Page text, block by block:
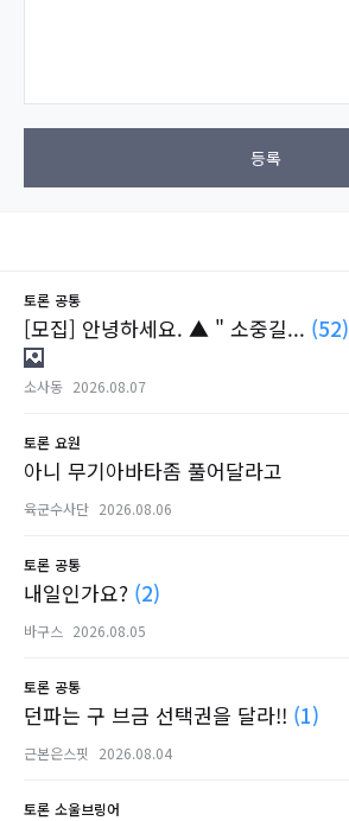
등록
토론 공통
[모집] 안녕하세요. ▲ " 소중길... (52)
소사동 2026.08.07
토론 요원
아니 무기아바타좀 풀어달라고
육군수사단 2026.08.06
토론 공통
내일인가요? (2)
바구스 2026.08.05
토론 공통
던파는 구 브금 선택권을 달라!! (1)
근본은스핏 2026.08.04
토론 소울브링어